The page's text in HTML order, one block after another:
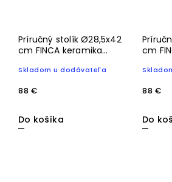
Príručný stolík Ø28,5x42
cm FINCA keramika
Skladom u dodávateľa
88 €
Do košíka
cm
88 €
Do